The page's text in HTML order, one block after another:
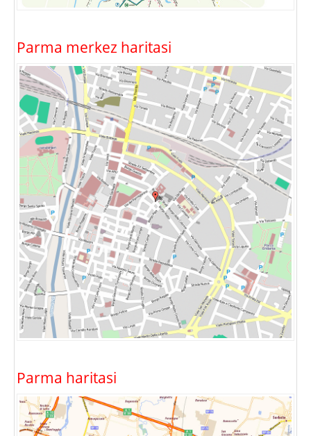
Parma merkez haritasi
Parma haritasi